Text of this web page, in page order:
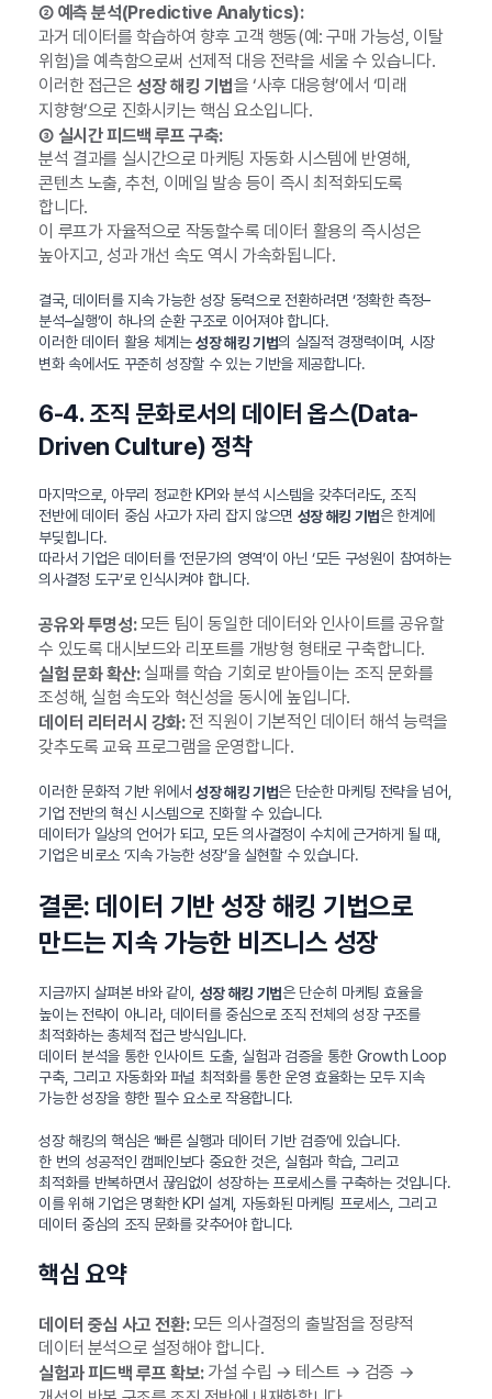
② 예측 분석(Predictive Analytics):
과거 데이터를 학습하여 향후 고객 행동(예: 구매 가능성, 이탈
위험)을 예측함으로써 선제적 대응 전략을 세울 수 있습니다.
이러한 접근은 성장 해킹 기법을 ‘사후 대응형’에서 ‘미래
지향형’으로 진화시키는 핵심 요소입니다.
③ 실시간 피드백 루프 구축:
분석 결과를 실시간으로 마케팅 자동화 시스템에 반영해,
콘텐츠 노출, 추천, 이메일 발송 등이 즉시 최적화되도록
합니다.
이 루프가 자율적으로 작동할수록 데이터 활용의 즉시성은
높아지고, 성과 개선 속도 역시 가속화됩니다.
결국, 데이터를 지속 가능한 성장 동력으로 전환하려면 ‘정확한 측정–
분석–실행’이 하나의 순환 구조로 이어져야 합니다.
이러한 데이터 활용 체계는성장 해킹 기법의 실질적 경쟁력이며, 시장
변화 속에서도 꾸준히 성장할 수 있는 기반을 제공합니다.
6-4. 조직 문화로서의 데이터 옵스(Data-
Driven Culture) 정착
마지막으로, 아무리 정교한 KPI와 분석 시스템을 갖추더라도, 조직
전반에 데이터 중심 사고가 자리 잡지 않으면 성장 해킹 기법은 한계에
부딪힙니다.
따라서 기업은 데이터를 ‘전문가의 영역’이 아닌 ‘모든 구성원이 참여하는
의사결정 도구’로 인식시켜야 합니다.
공유와 투명성:모든 팀이 동일한 데이터와 인사이트를 공유할
수 있도록 대시보드와 리포트를 개방형 형태로 구축합니다.
실험 문화 확산:실패를 학습 기회로 받아들이는 조직 문화를
조성해, 실험 속도와 혁신성을 동시에 높입니다.
데이터 리터러시 강화:전 직원이 기본적인 데이터 해석 능력을
갖추도록 교육 프로그램을 운영합니다.
이러한 문화적 기반 위에서성장 해킹 기법은 단순한 마케팅 전략을 넘어,
기업 전반의 혁신 시스템으로 진화할 수 있습니다.
데이터가 일상의 언어가 되고, 모든 의사결정이 수치에 근거하게 될 때,
기업은 비로소 ‘지속 가능한 성장’을 실현할 수 있습니다.
결론: 데이터 기반 성장 해킹 기법으로
만드는 지속 가능한 비즈니스 성장
지금까지 살펴본 바와 같이, 성장 해킹 기법은 단순히 마케팅 효율을
높이는 전략이 아니라, 데이터를 중심으로 조직 전체의 성장 구조를
최적화하는 총체적 접근 방식입니다.
데이터 분석을 통한 인사이트 도출, 실험과 검증을 통한 Growth Loop
구축, 그리고 자동화와 퍼널 최적화를 통한 운영 효율화는 모두 지속
가능한 성장을 향한 필수 요소로 작용합니다.
성장 해킹의 핵심은 ‘빠른 실행과 데이터 기반 검증’에 있습니다.
한 번의 성공적인 캠페인보다 중요한 것은, 실험과 학습, 그리고
최적화를 반복하면서 끊임없이 성장하는 프로세스를 구축하는 것입니다.
이를 위해 기업은 명확한 KPI 설계, 자동화된 마케팅 프로세스, 그리고
데이터 중심의 조직 문화를 갖추어야 합니다.
핵심 요약
데이터 중심 사고 전환:모든 의사결정의 출발점을 정량적
데이터 분석으로 설정해야 합니다.
실험과 피드백 루프 확보:가설 수립 → 테스트 → 검증 →